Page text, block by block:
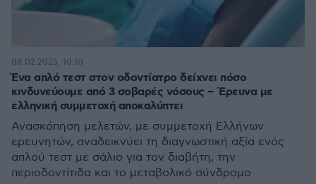
Ένα απλό τεστ στον οδοντίατρο δείχνει πόσο
κινδυνεύουμε από 3 σοβαρές νόσους – Έρευνα με
ελληνική συμμετοχή αποκαλύπτει
Ανασκόπηση μελετών, με συμμετοχή Ελλήνων
ερευνητών, αναδεικνύει τη διαγνωστική αξία ενός
απλού τεστ με σάλιο για τον διαβήτη, την
περιοδοντίτιδα και το μεταβολικό σύνδρομο
08.02.2025, 10:10